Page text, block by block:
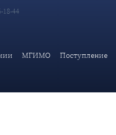
18-44
МГИМО Поступление